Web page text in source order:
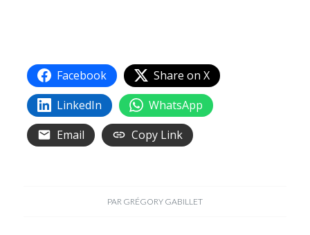
Facebook
Share on X
LinkedIn
WhatsApp
Email
Copy Link
PAR GRÉGORY GABILLET